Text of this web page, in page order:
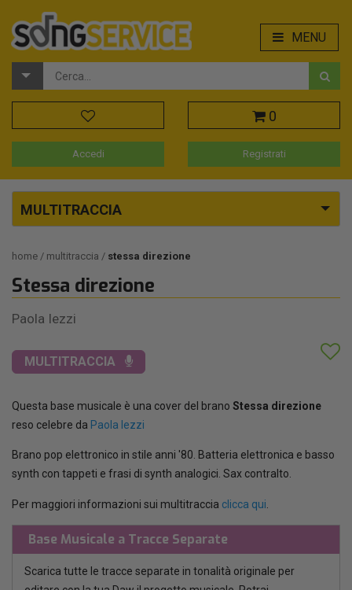
MENU
0
Accedi Registrati
MULTITRACCIA
home multitraccia stessa direzione
Stessa direzione
Paola Iezzi
MULTITRACCIA
Questa base musicale è una cover del brano Stessa direzione
reso celebre da Paola Iezzi
Brano pop elettronico in stile anni '80. Batteria elettronica e basso
synth con tappeti e frasi di synth analogici. Sax contralto.
Per maggiori informazioni sui multitraccia clicca qui
Base Musicale a Tracce Separate
Scarica tutte le tracce separate in tonalità originale per